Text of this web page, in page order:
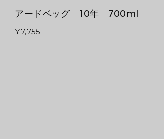
アードベッグ 10年 700ml
¥7,755